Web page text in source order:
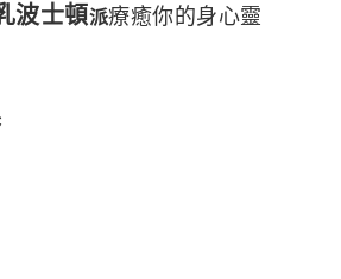
波士頓派療癒你的身心靈